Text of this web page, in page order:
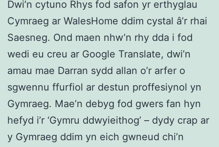
Dwi’n cytuno Rhys fod safon yr erthyglau
Cymraeg ar WalesHome ddim cystal â’r rhai
Saesneg. Ond maen nhw’n rhy dda i fod
wedi eu creu ar Google Translate, dwi’n
amau mae Darran sydd allan o’r arfer o
sgwennu ffurfiol ar destun proffesiynol yn
Gymraeg. Mae’n debyg fod gwers fan hyn
hefyd i’r ‘Gymru ddwyieithog’ – dydy crap ar
y Gymraeg ddim yn eich gwneud chi’n